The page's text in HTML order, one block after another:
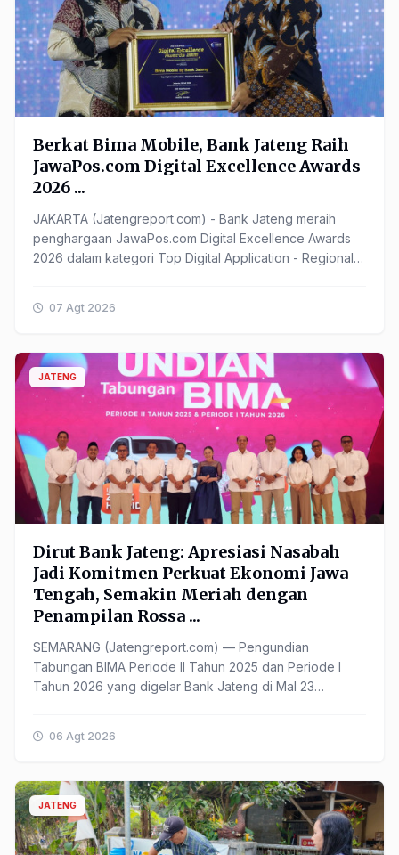
Berkat Bima Mobile, Bank Jateng Raih
JawaPos.com Digital Excellence Awards
2026 ...
JAKARTA (Jatengreport.com) - Bank Jateng meraih
penghargaan JawaPos.com Digital Excellence Awards
2026 dalam kategori Top Digital Application - Regional
07 Agt 2026
JATENG
Dirut Bank Jateng: Apresiasi Nasabah
Jadi Komitmen Perkuat Ekonomi Jawa
Tengah, Semakin Meriah dengan
Penampilan Rossa ...
SEMARANG (Jatengreport.com) — Pengundian
Tabungan BIMA Periode II Tahun 2025 dan Periode I
Tahun 2026 yang digelar Bank Jateng di Mal 23
06 Agt 2026
JATENG